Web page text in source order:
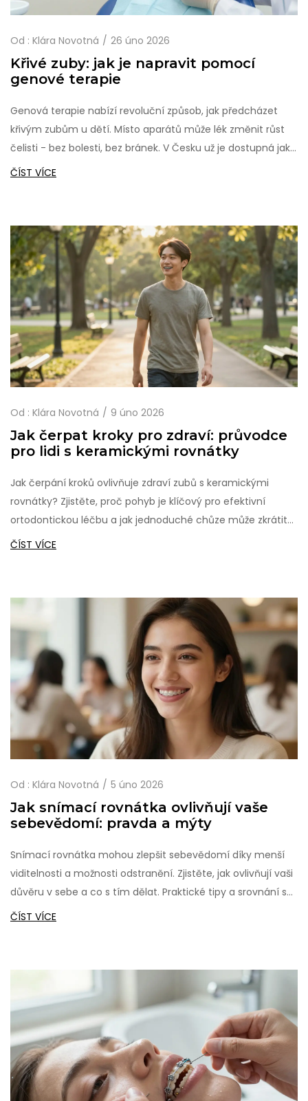
Od : Klára Novotná 26 úno 2026
Křivé zuby: jak je napravit pomocí
genové terapie
Genová terapie nabízí revoluční způsob, jak předcházet
křivým zubům u dětí. Místo aparátů může lék změnit růst
čelisti - bez bolesti, bez bránek. V Česku už je dostupná jako
experimentální léčba.
ČÍST VÍCE
Od : Klára Novotná 9 úno 2026
Jak čerpat kroky pro zdraví: průvodce
pro lidi s keramickými rovnátky
Jak čerpání kroků ovlivňuje zdraví zubů s keramickými
rovnátky? Zjistěte, proč pohyb je klíčový pro efektivní
ortodontickou léčbu a jak jednoduché chůze může zkrátit
dobu léčby a zlepšit zdraví dásní.
ČÍST VÍCE
Od : Klára Novotná 5 úno 2026
Jak snímací rovnátka ovlivňují vaše
sebevědomí: pravda a mýty
Snímací rovnátka mohou zlepšit sebevědomí díky menší
viditelnosti a možnosti odstranění. Zjistěte, jak ovlivňují vaši
důvěru v sebe a co s tím dělat. Praktické tipy a srovnání s
tradičními rovnátky.
ČÍST VÍCE